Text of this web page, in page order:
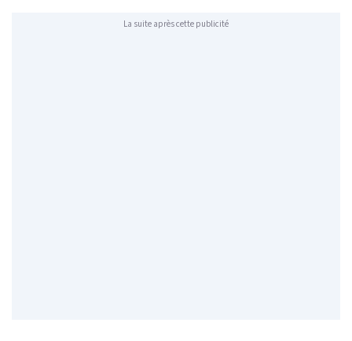
La suite après cette publicité